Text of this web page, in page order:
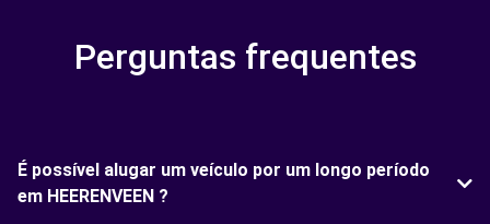
Perguntas frequentes
É possível alugar um veículo por um longo período
em HEERENVEEN ?